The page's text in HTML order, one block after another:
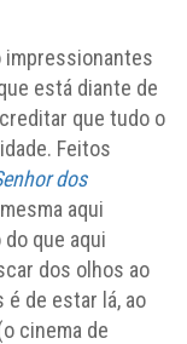
está diante de
que tudo o
Feitos
dos
aqui
que aqui
dos olhos ao
é de estar lá, ao
cinema de